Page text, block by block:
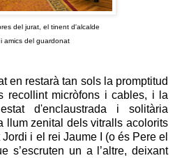
del jurat, el tinent d'alcalde
amics del guardonat
en restarà tan sols la promptitud
recollint micròfons i cables, i la
d'enclaustrada i solitària
llum zenital dels vitralls acolorits
i el rei Jaume I (o és Pere el
s’escruten un a l’altre, deixant